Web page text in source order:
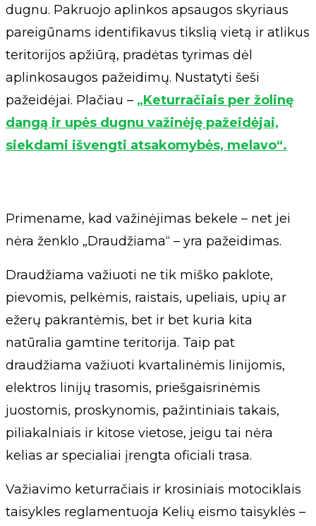
dugnu. Pakruojo aplinkos apsaugos skyriaus
pareigūnams identifikavus tikslią vietą ir atlikus
teritorijos apžiūrą, pradėtas tyrimas dėl
aplinkosaugos pažeidimų. Nustatyti šeši
pažeidėjai. Plačiau – „Keturračiais per žolinę
dangą ir upės dugnu važinėję pažeidėjai,
siekdami išvengti atsakomybės, melavo“.
Primename, kad važinėjimas bekele – net jei
nėra ženklo „Draudžiama“ – yra pažeidimas.
Draudžiama važiuoti ne tik miško paklote,
pievomis, pelkėmis, raistais, upeliais, upių ar
ežerų pakrantėmis, bet ir bet kuria kita
natūralia gamtine teritorija. Taip pat
draudžiama važiuoti kvartalinėmis linijomis,
elektros linijų trasomis, priešgaisrinėmis
juostomis, proskynomis, pažintiniais takais,
piliakalniais ir kitose vietose, jeigu tai nėra
kelias ar specialiai įrengta oficiali trasa.
Važiavimo keturračiais ir krosiniais motociklais
taisykles reglamentuoja Kelių eismo taisyklės –